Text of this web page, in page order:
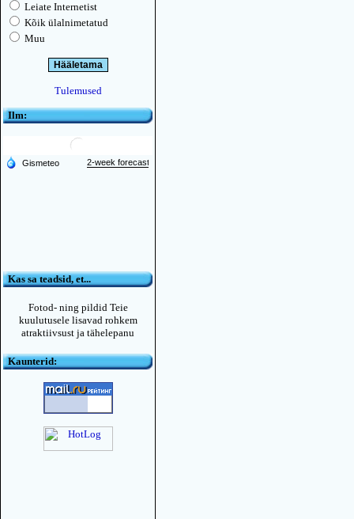
Leiate Internetist
Kõik ülalnimetatud
Muu
Tulemused
Ilm:
Kas sa teadsid, et...
Fotod- ning pildid Teie
kuulutusele lisavad rohkem
atraktiivsust ja tähelepanu
Kaunterid: